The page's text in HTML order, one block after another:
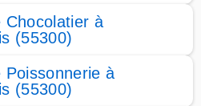
Chocolatier à
(55300)
Poissonnerie à
(55300)